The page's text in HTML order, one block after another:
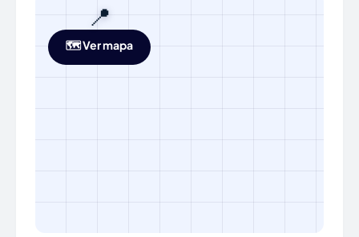
📍
🗺️ Ver mapa